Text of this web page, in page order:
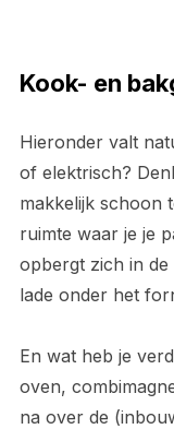
Kook- en
Hieronder valt
of elektrisch?
makkelijk schoon
ruimte waar je je
opbergt zich in
lade onder het
En wat heb je
oven,
na over de